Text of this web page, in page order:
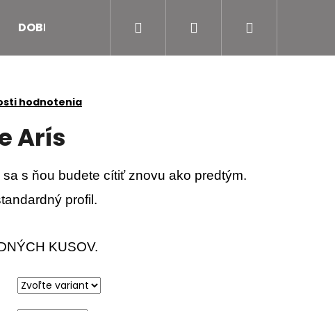
DOBRÝ POCIT ZA DOBRÝ SKUTOK Objednajte sa
Hľadať Prihlásenie
hodnotenia
Arís
s ňou budete cítiť znovu ako predtým.
profil.
KUSOV.